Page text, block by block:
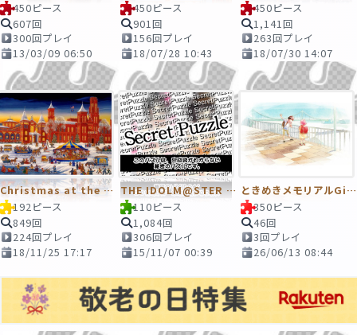
450ピース
607回
300回プレイ
13/03/09 06:50
450ピース
901回
156回プレイ
18/07/28 10:43
450ピース
1,141回
263回プレイ
18/07/30 14:07
Christmas at the Smithsonian
192ピース
849回
224回プレイ
18/11/25 17:17
THE IDOLM@STER シンデレラガールズ
110ピース
1,084回
306回プレイ
15/11/07 00:39
ときめきメモリアルGirl’sSide4thHeart オープニング
350ピース
46回
3回プレイ
26/06/13 08:44